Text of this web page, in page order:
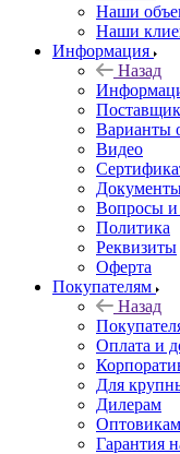
Наши
Наши
Информация
Назад
Варианты
Видео
Вопросы и
Политика
Реквизиты
Оферта
Покупателям
Назад
Оплата и
Для
Дилерам
Оптовикам
Гарантия